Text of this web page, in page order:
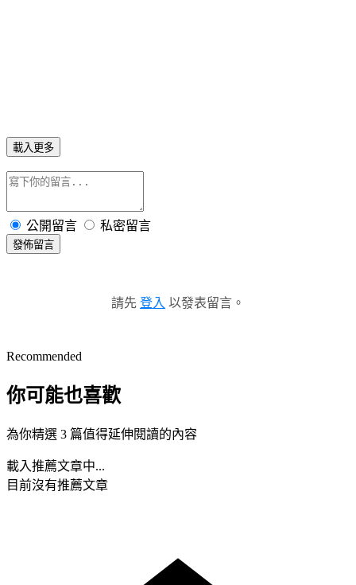
載入更多
公開留言 私密留言
發佈留言
請先 登入 以發表留言。
Recommended
你可能也喜歡
為你精選 3 篇值得延伸閱讀的內容
載入推薦文章中...
目前沒有推薦文章